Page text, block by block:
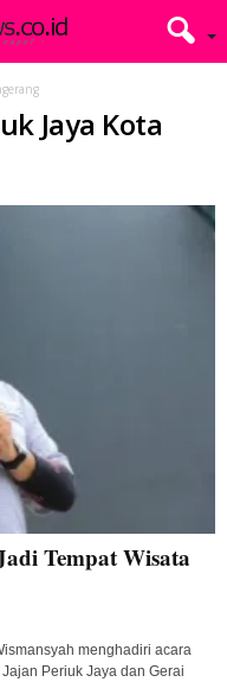
Jaya Kota
Tempat Wisata
menghadiri acara
Periuk Jaya dan Gerai